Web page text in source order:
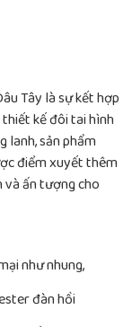
Tây là sự kết hợp
kế đôi tai hình
lanh, sản phẩm
điểm xuyết thêm
và ấn tượng cho
như nhung,
đàn hồi